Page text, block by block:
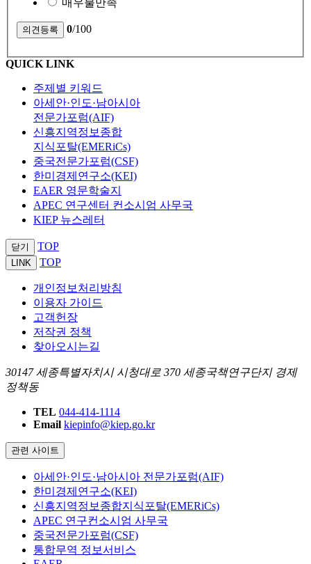
매우불만족
0/100
QUICK LINK
주제별 키워드
아세안·인도·남아시아
전문가포럼(AIF)
신흥지역정보종합
지식포탈(EMERiCs)
중국전문가포럼(CSF)
한미경제연구소(KEI)
EAER 영문학술지
APEC 연구센터 컨소시엄 사무국
KIEP 뉴스레터
닫기 TOP
LINK TOP
개인정보처리방침
이용자 가이드
고객헌장
저작권 정책
찾아오시는길
30147 세종특별자치시 시청대로 370 세종국책연구단지 경제
정책동
TEL 044-414-1114
Email kiepinfo@kiep.go.kr
관련 사이트
아세안·인도·남아시아 전문가포럼(AIF)
한미경제연구소(KEI)
신흥지역정보종합지식포탈(EMERiCs)
APEC 연구컨소시엄 사무국
중국전문가포럼(CSF)
통합무역 정보서비스